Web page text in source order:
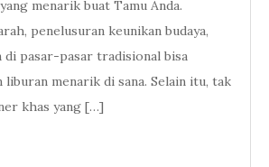
menarik buat Tamu Anda.
penelusuran keunikan budaya,
di pasar-pasar tradisional bisa
liburan menarik di sana. Selain itu, tak
khas yang […]